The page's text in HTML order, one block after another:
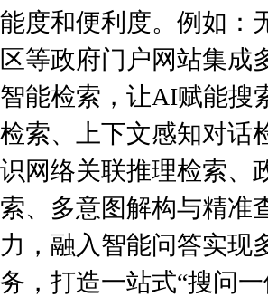
能度和便利度。例如：
区等政府门户网站集成
智能检索，让AI赋能搜
检索、上下文感知对话
识网络关联推理检索、
索、多意图解构与精准
力，融入智能问答实现
务，打造一站式“搜问